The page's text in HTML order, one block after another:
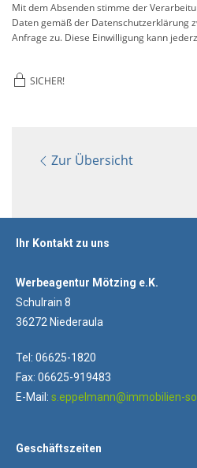
Mit dem Absenden stimme der
Daten gemäß der Datenschutzerklärung
Anfrage zu. Diese Einwilligung kann
SICHER!
Zur Übersicht
Ihr Kontakt zu uns
Werbeagentur Mötzing e.K.
Schulrain 8
36272 Niederaula
Tel: 06625-1820
Fax: 06625-919483
E-Mail: s.eppelmann@immobilien-
Geschäftszeiten